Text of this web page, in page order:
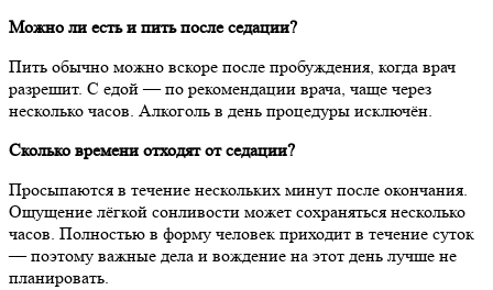
Можно ли есть и пить после седации?
Пить обычно можно вскоре после пробуждения, когда врач
разрешит. С едой — по рекомендации врача, чаще через
несколько часов. Алкоголь в день процедуры исключён.
Сколько времени отходят от седации?
Просыпаются в течение нескольких минут после окончания.
Ощущение лёгкой сонливости может сохраняться несколько
часов. Полностью в форму человек приходит в течение суток
— поэтому важные дела и вождение на этот день лучше не
планировать.